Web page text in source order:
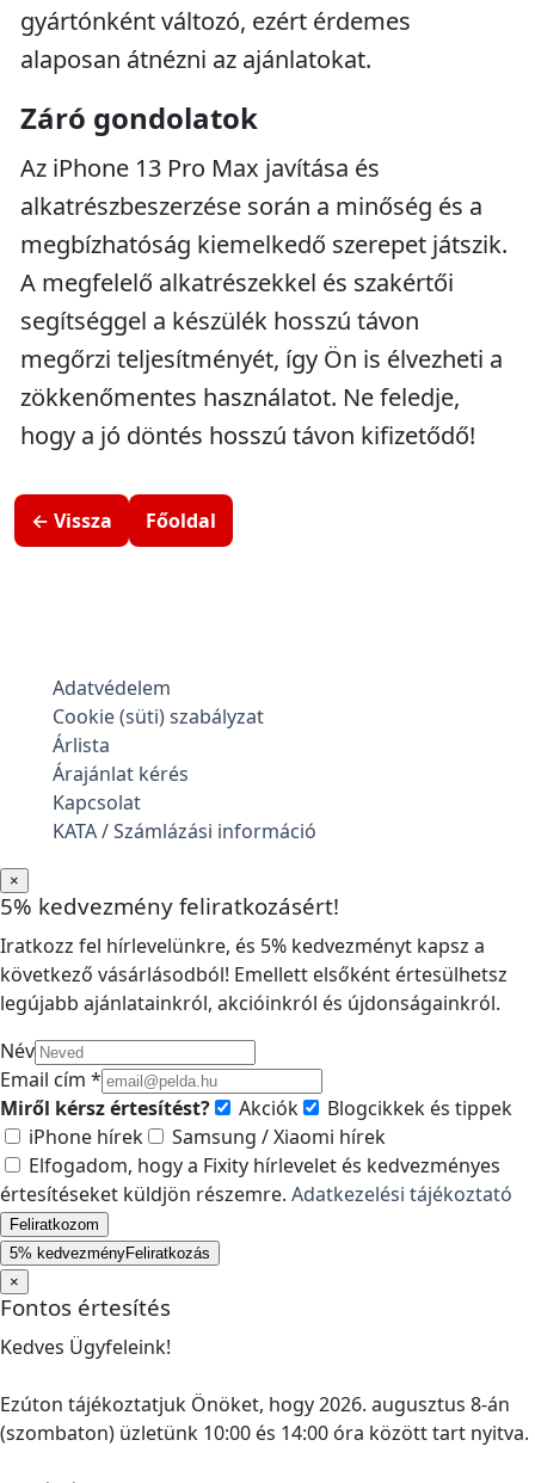
gyártónként változó, ezért érdemes
alaposan átnézni az ajánlatokat.
Záró gondolatok
Az iPhone 13 Pro Max javítása és
alkatrészbeszerzése során a minőség és a
megbízhatóság kiemelkedő szerepet játszik.
A megfelelő alkatrészekkel és szakértői
segítséggel a készülék hosszú távon
megőrzi teljesítményét, így Ön is élvezheti a
zökkenőmentes használatot. Ne feledje,
hogy a jó döntés hosszú távon kifizetődő!
← Vissza Főoldal
Adatvédelem
Cookie (süti) szabályzat
Árlista
Árajánlat kérés
Kapcsolat
KATA / Számlázási információ
×
5% kedvezmény feliratkozásért!
Iratkozz fel hírlevelünkre, és 5% kedvezményt kapsz a
következő vásárlásodból! Emellett elsőként értesülhetsz
legújabb ajánlatainkról, akcióinkról és újdonságainkról.
Név
Email cím *
Miről kérsz értesítést?
Akciók
Blogcikkek és tippek
iPhone hírek
Samsung / Xiaomi hírek
Elfogadom, hogy a Fixity hírlevelet és kedvezményes
értesítéseket küldjön részemre. Adatkezelési tájékoztató
Feliratkozom
5% kedvezményFeliratkozás
×
Fontos értesítés
Kedves Ügyfeleink!
Ezúton tájékoztatjuk Önöket, hogy 2026. augusztus 8-án
(szombaton) üzletünk 10:00 és 14:00 óra között tart nyitva.